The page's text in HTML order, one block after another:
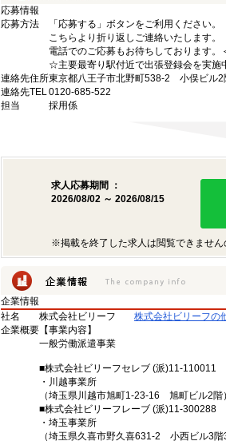
応募情報
応募方法
「応募する」ボタンをご利用ください。
こちらより折り返しご連絡いたします。
電話でのご応募もお待ちしております。
☆主要最寄り駅付近で出張登録会を実施
連絡先住所東京都八王子市北野町538-2 小俣ビル2
連絡先TEL0120-685-522
担当
採用係
求人応募期間 ：
2026/08/02 ～ 2026/08/15
※掲載を終了した求人は閲覧できません
企業情報
社名
株式会社ビリーフ
株式会社ビリーフの
企業概要 【事業内容】
一般労働派遣事業
■株式会社ビリーフセレブ (派)11-110011
・川越事業所
（埼玉県川越市旭町1-23-16 旭町ビル2階）
■株式会社ビリーフレーブ (派)11-300288
・埼玉事業所
（埼玉県久喜市野久喜631-2 小西ビル3階